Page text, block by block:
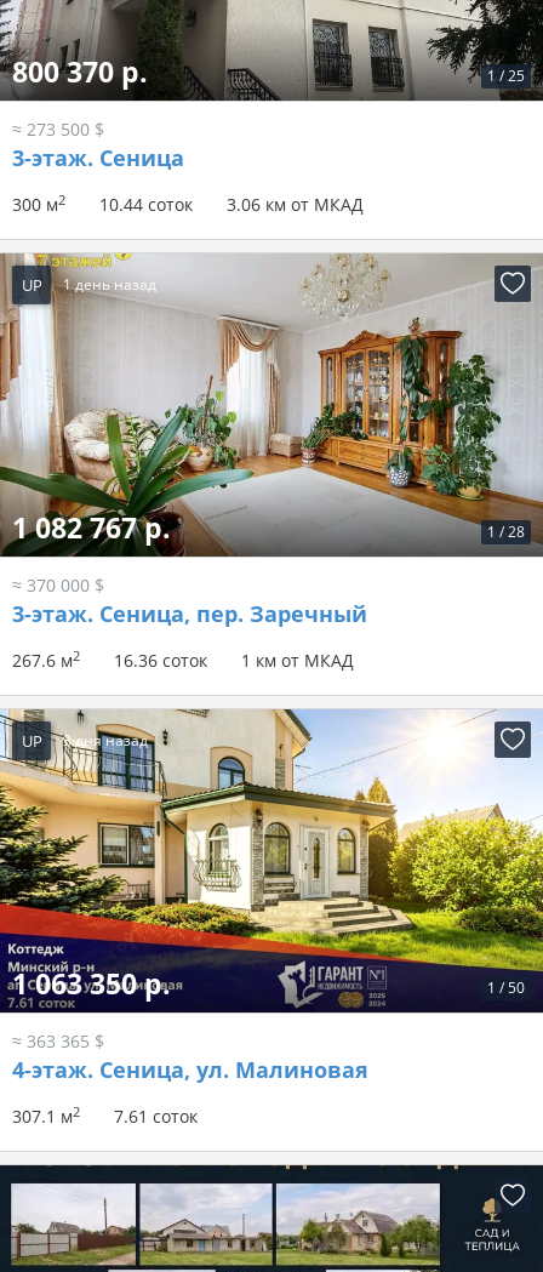
1 /25
800 370 р.
≈ 273 500 $
3-этаж. Сеница
300 м2 10.44 соток 3.06 км от МКАД
UP 1 день назад
1 /28
1 082 767 р.
≈ 370 000 $
3-этаж. Сеница, пер. Заречный
267.6 м2 16.36 соток 1 км от МКАД
UP 3 дня назад
1 /50
1 063 350 р.
≈ 363 365 $
4-этаж. Сеница, ул. Малиновая
307.1 м2 7.61 соток